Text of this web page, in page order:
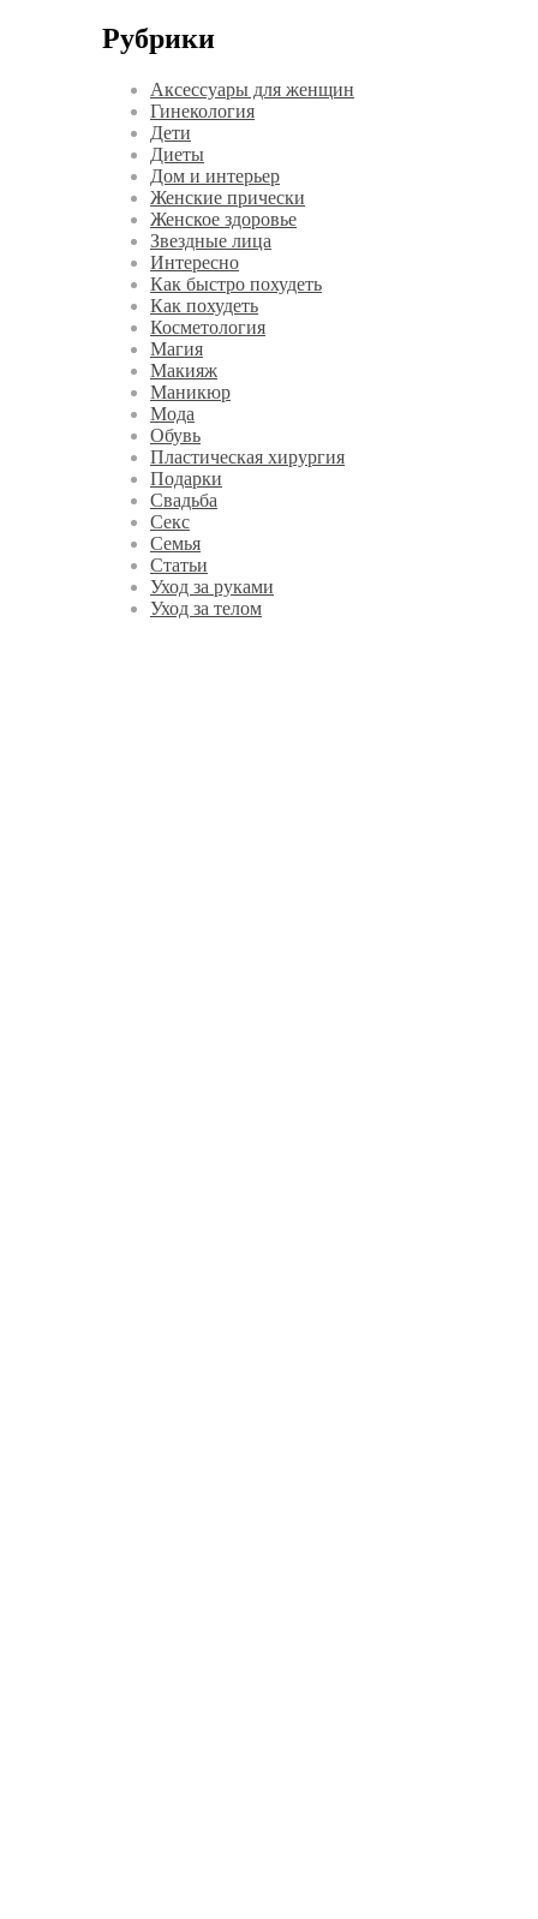
Рубрики
Аксессуары для женщин
Гинекология
Дети
Диеты
Дом и интерьер
Женские прически
Женское здоровье
Звездные лица
Интересно
Как быстро похудеть
Как похудеть
Косметология
Магия
Макияж
Маникюр
Мода
Обувь
Пластическая хирургия
Подарки
Свадьба
Секс
Семья
Статьи
Уход за руками
Уход за телом